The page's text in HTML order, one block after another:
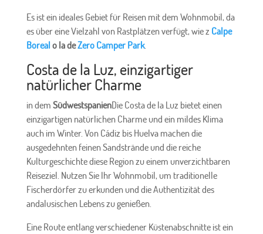
Es ist ein ideales Gebiet für Reisen mit dem Wohnmobil, da
es über eine Vielzahl von Rastplätzen verfügt, wie z Calpe
Boreal o la deZero Camper Park.
Costa de la Luz, einzigartiger
natürlicher Charme
in dem SüdwestspanienDie Costa de la Luz bietet einen
einzigartigen natürlichen Charme und ein mildes Klima
auch im Winter. Von Cádiz bis Huelva machen die
ausgedehnten feinen Sandstrände und die reiche
Kulturgeschichte diese Region zu einem unverzichtbaren
Reiseziel. Nutzen Sie Ihr Wohnmobil, um traditionelle
Fischerdörfer zu erkunden und die Authentizität des
andalusischen Lebens zu genießen.
Eine Route entlang verschiedener Küstenabschnitte ist ein